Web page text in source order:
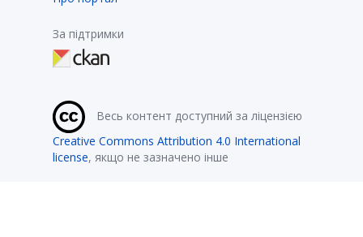
За підтримки
Весь контент доступний за ліцензією
Creative Commons Attribution 4.0 International
license, якщо не зазначено інше